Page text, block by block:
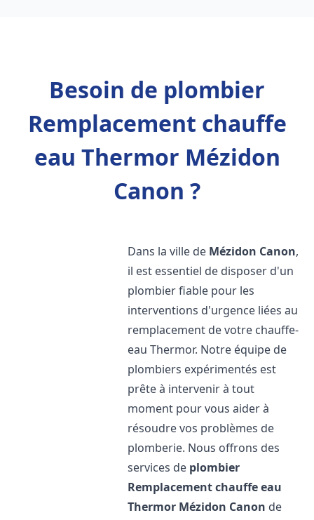
Besoin de plombier
Remplacement chauffe
eau Thermor Mézidon
Canon ?
Dans la ville de Mézidon Canon,
il est essentiel de disposer d'un
plombier fiable pour les
interventions d'urgence liées au
remplacement de votre chauffe-
eau Thermor. Notre équipe de
plombiers expérimentés est
prête à intervenir à tout
moment pour vous aider à
résoudre vos problèmes de
plomberie. Nous offrons des
services de plombier
Remplacement chauffe eau
Thermor Mézidon Canon de